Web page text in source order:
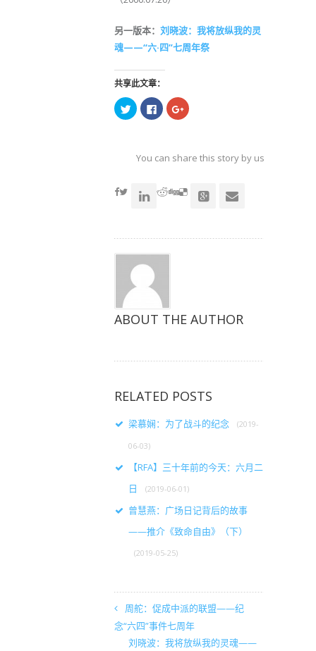
另一版本： 刘晓波：我将放纵我的灵
魂——“六·四”七周年祭
共享此文章：
点
击
共
享
窗
口
点
击
共
享
窗
口
点
击
共
享
窗
口
You can share this story by using your
ABOUT THE AUTHOR
RELATED POSTS
梁慕娴：为了战斗的纪念 (2019-
06-03)
【RFA】三十年前的今天：六月二
日
(2019-06-01)
曾慧燕：广场日记背后的故事
——推介《致命自由》（下）
(2019-05-25)
周舵：促成中派的联盟——纪
念“六四”事件七周年
刘晓波：我将放纵我的灵魂——